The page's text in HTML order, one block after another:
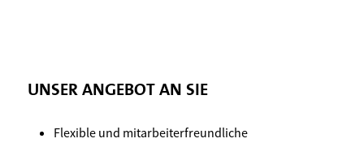
UNSER ANGEBOT AN SIE
Flexible und mitarbeiterfreundliche